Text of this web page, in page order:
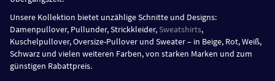
Unsere Kollektion bietet unzählige Schnitte und Designs:
Damenpullover, Pullunder, Strickkleider, Sweatshirts,
Kuschelpullover, Oversize-Pullover und Sweater – in Beige, Rot, Weiß,
Schwarz und vielen weiteren Farben, von starken Marken und zum
günstigen Rabattpreis.